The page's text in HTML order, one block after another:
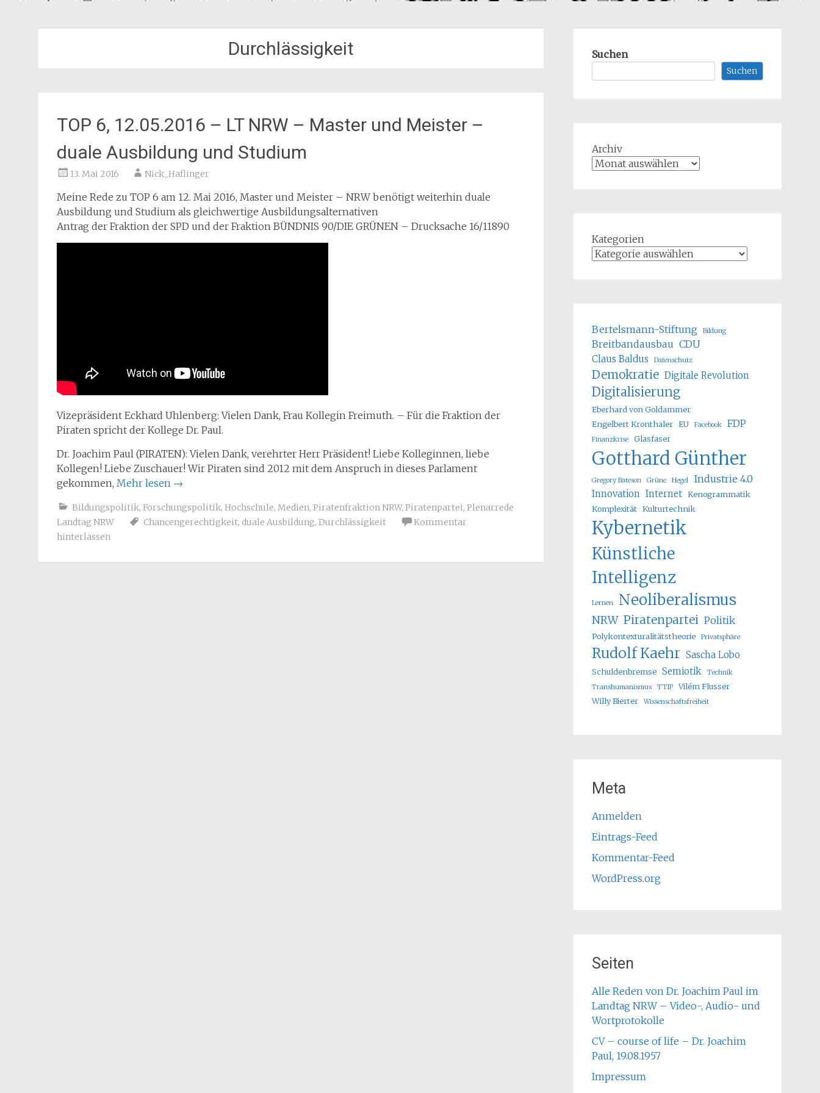
Durchlässigkeit
TOP 6, 12.05.2016 – LT NRW – Master und Meister –
duale Ausbildung und Studium
13. Mai 2016 Nick_Haflinger
Meine Rede zu TOP 6 am 12. Mai 2016, Master und Meister – NRW benötigt weiterhin duale
Ausbildung und Studium als gleichwertige Ausbildungsalternativen
Antrag der Fraktion der SPD und der Fraktion BÜNDNIS 90/DIE GRÜNEN – Drucksache 16/11890
Vizepräsident Eckhard Uhlenberg: Vielen Dank, Frau Kollegin Freimuth. – Für die Fraktion der
Piraten spricht der Kollege Dr. Paul.
Dr. Joachim Paul (PIRATEN): Vielen Dank, verehrter Herr Präsident! Liebe Kolleginnen, liebe
Kollegen! Liebe Zuschauer! Wir Piraten sind 2012 mit dem Anspruch in dieses Parlament
gekommen, Mehr lesen →
Bildungspolitik, Forschungspolitik, Hochschule, Medien, Piratenfraktion NRW, Piratenpartei, Plenarrede
Landtag NRW
Chancengerechtigkeit, duale Ausbildung, Durchlässigkeit
Kommentar
hinterlassen
Suchen
Suchen
Archiv
Kategorien
Bertelsmann-Stiftung Bildung
Breitbandausbau CDU
Claus Baldus Datenschutz
Demokratie Digitale Revolution
Digitalisierung
Eberhard von Goldammer
Engelbert Kronthaler EU Facebook FDP
Finanzkrise Glasfaser
Gotthard Günther
Gregory Bateson Grüne Hegel Industrie 4.0
Innovation Internet Kenogrammatik
Komplexität Kulturtechnik
Kybernetik
Künstliche
Intelligenz
Lernen Neoliberalismus
NRW Piratenpartei Politik
Polykontexturalitätstheorie Privatsphäre
Rudolf Kaehr Sascha Lobo
Schuldenbremse Semiotik
Technik
Transhumanismus
TTIP
Vilém Flusser
Willy Bierter
Wissenschaftsfreiheit
Meta
Anmelden
Eintrags-Feed
Kommentar-Feed
WordPress.org
Seiten
Alle Reden von Dr. Joachim Paul im
Landtag NRW – Video-, Audio- und
Wortprotokolle
CV – course of life – Dr. Joachim
Paul, 19.08.1957
Impressum